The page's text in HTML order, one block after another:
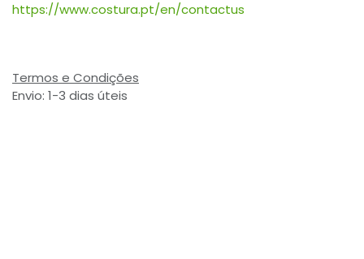
https://www.costura.pt/en/contactus
Termos e Condições
Envio: 1-3 dias úteis